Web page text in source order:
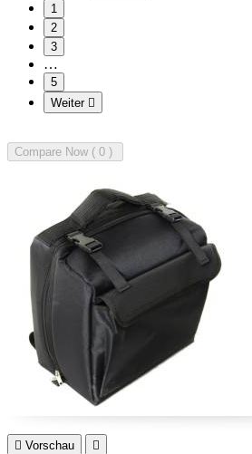
1
2
3
…
5
Weiter 
Compare Now ( 0
 Vorschau 